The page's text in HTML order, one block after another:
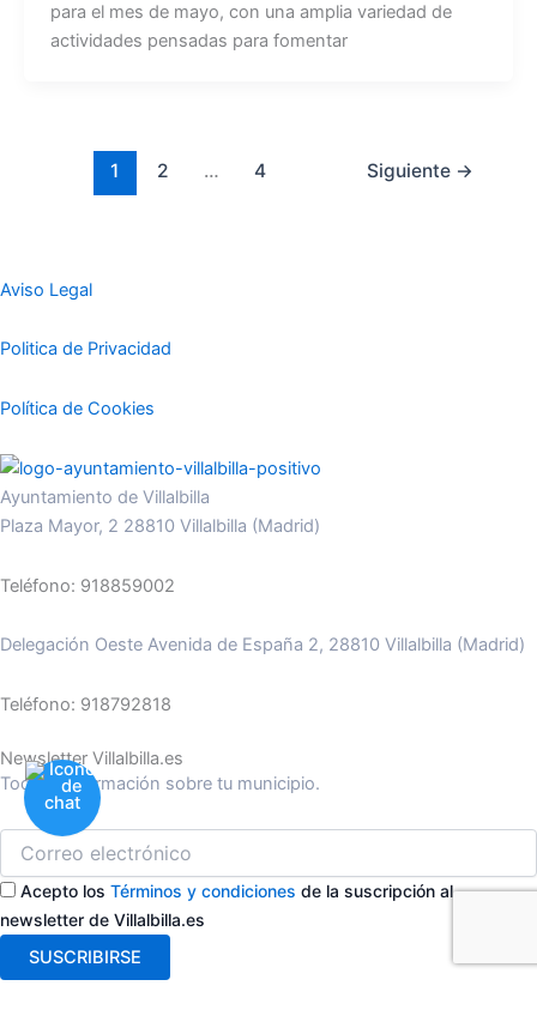
para el mes de mayo, con una amplia variedad de
actividades pensadas para fomentar
1 2 … 4 Siguiente →
Aviso Legal
Politica de Privacidad
Política de Cookies
Ayuntamiento de Villalbilla
Plaza Mayor, 2 28810 Villalbilla (Madrid)
Teléfono: 918859002
Delegación Oeste Avenida de España 2, 28810 Villalbilla (Madrid)
Teléfono: 918792818
Newsletter Villalbilla.es
Toda la información sobre tu municipio.
Acepto los Términos y condiciones de la suscripción al
newsletter de Villalbilla.es
SUSCRIBIRSE